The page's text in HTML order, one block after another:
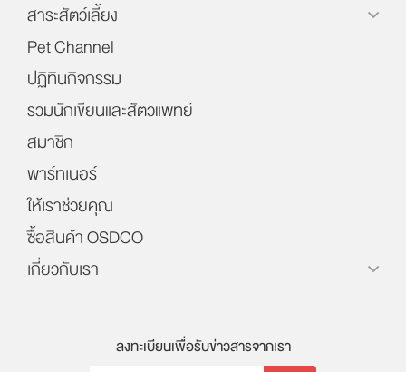
สาระสัตว์เลี้ยง
Pet Channel
ปฏิทินกิจกรรม
รวมนักเขียนและสัตวแพทย์
สมาชิก
พาร์ทเนอร์
ให้เราช่วยคุณ
ซื้อสินค้า OSDCO
เกี่ยวกับเรา
ลงทะเบียนเพื่อรับข่าวสารจากเรา